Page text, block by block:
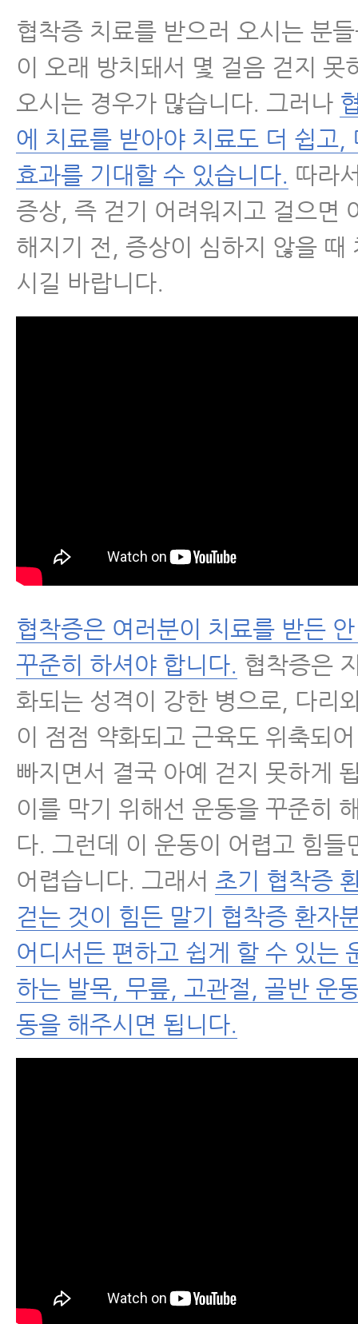
- 허리협착증치료 효과, 임상시험
통해 밝혀진 재활치료 효과와 국
표
- 척추관협착증이 수술 없이 좋아
- 허리협착증증세 완화에 도움 되
4주간 꾸준히 하면 증상이 완화됩
- 척추협착증운동 – 둔근(엉덩이
칭
- 척추관협착증 증상 완화에 좋은
척추운동법
수술 후 통증·재활
근육파열
디스크 내장증
협착증 치료를 받으러 오시는 분
이 오래 방치돼서 몇 걸음 걷지 못
오시는 경우가 많습니다. 그러나
에 치료를 받아야 치료도 더 쉽고,
효과를 기대할 수 있습니다. 따라
증상, 즉 걷기 어려워지고 걸으면
해지기 전, 증상이 심하지 않을 때
시길 바랍니다.
협착증은 여러분이 치료를 받든
꾸준히 하셔야 합니다. 협착증은
화되는 성격이 강한 병으로, 다리
이 점점 약화되고 근육도 위축되
빠지면서 결국 아예 걷지 못하게
이를 막기 위해선 운동을 꾸준히
다. 그런데 이 운동이 어렵고 힘들
어렵습니다. 그래서 초기 협착증
걷는 것이 힘든 말기 협착증 환자
어디서든 편하고 쉽게 할 수 있는
하는 발목, 무릎, 고관절, 골반 운
동을 해주시면 됩니다.